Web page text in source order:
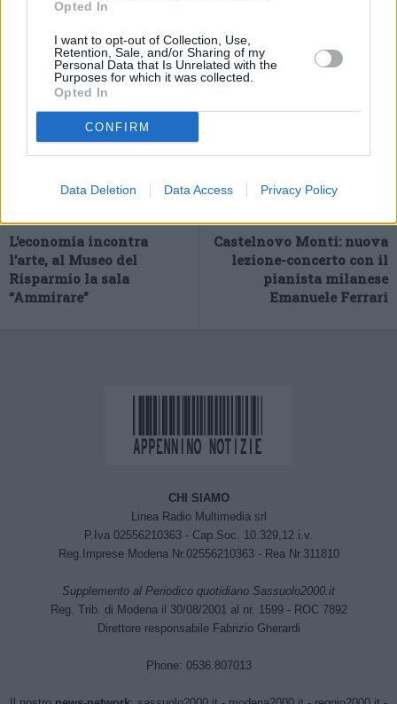
Opted In
I want to opt-out of Collection, Use,
Retention, Sale, and/or Sharing of my
Personal Data that Is Unrelated with the
Purposes for which it was collected.
Opted In
CONFIRM
Data Deletion Data Access Privacy Policy
L’economia incontra
l’arte, al Museo del
Risparmio la sala
“Ammirare”
Castelnovo Monti: nuova
lezione-concerto con il
pianista milanese
Emanuele Ferrari
CHI SIAMO
Linea Radio Multimedia srl
P.Iva 02556210363 - Cap.Soc. 10.329,12 i.v.
Reg.Imprese Modena Nr.02556210363 - Rea Nr.311810
Supplemento al Periodico quotidiano Sassuolo2000.it
Reg. Trib. di Modena il 30/08/2001 al nr. 1599 - ROC 7892
Direttore responsabile Fabrizio Gherardi
Phone: 0536.807013